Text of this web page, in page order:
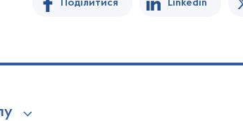
Поділитися Linkedin